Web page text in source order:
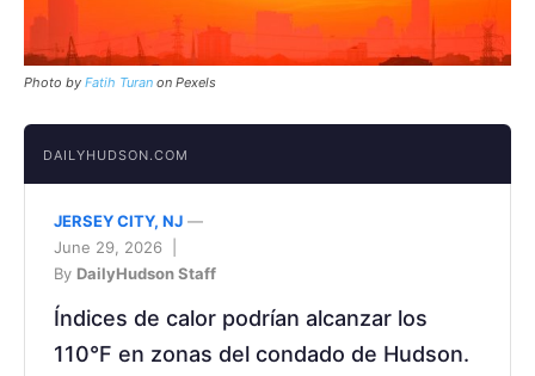
Photo by Fatih Turan on Pexels
DAILYHUDSON.COM
JERSEY CITY, NJ —
June 29, 2026 |
By DailyHudson Staff
Índices de calor podrían alcanzar los
110°F en zonas del condado de Hudson.